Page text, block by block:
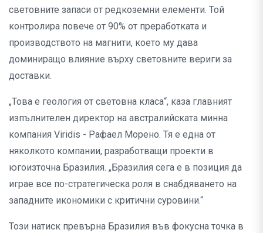
световните запаси от редкоземни елементи. Той
контролира повече от 90% от преработката и
производството на магнити, което му дава
доминиращо влияние върху световните вериги за
доставки.
„Това е геология от световна класа“, каза главният
изпълнителен директор на австралийската минна
компания Viridis - Рафаел Морено. Тя е една от
няколкото компании, разработващи проекти в
югоизточна Бразилия. „Бразилия сега е в позиция да
играе все по-стратегическа роля в снабдяването на
западните икономики с критични суровини.“
Този натиск превърна Бразилия във фокусна точка в